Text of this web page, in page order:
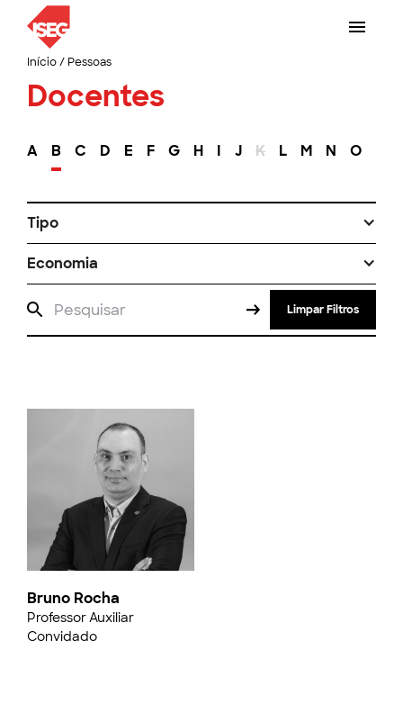
Início/ Pessoas
Docentes
A B C D E F G H I J K L M N O
Tipo
Economia
Limpar Filtros
Bruno Rocha
Professor Auxiliar
Convidado